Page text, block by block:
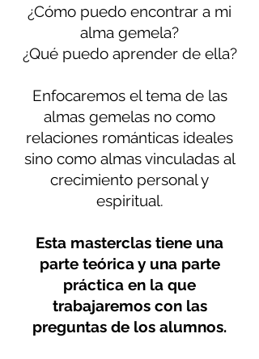
¿Cómo puedo encontrar a mi
alma gemela?
¿Qué puedo aprender de ella?
Enfocaremos el tema de las
almas gemelas no como
relaciones románticas ideales
sino como almas vinculadas al
crecimiento personal y
espiritual.
Esta masterclas tiene una
parte teórica y una parte
práctica en la que
trabajaremos con las
preguntas de los alumnos.